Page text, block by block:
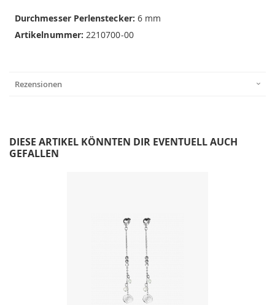
Durchmesser Perlenstecker: 6 mm
Artikelnummer:2210700-00
Rezensionen
DIESE ARTIKEL KÖNNTEN DIR EVENTUELL AUCH
GEFALLEN